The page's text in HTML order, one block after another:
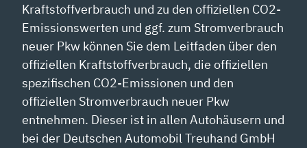
Kraftstoffverbrauch und zu den offiziellen CO2-
Emissionswerten und ggf. zum Stromverbrauch
neuer Pkw können Sie dem Leitfaden über den
offiziellen Kraftstoffverbrauch, die offiziellen
spezifischen CO2-Emissionen und den
offiziellen Stromverbrauch neuer Pkw
entnehmen. Dieser ist in allen Autohäusern und
bei der Deutschen Automobil Treuhand GmbH